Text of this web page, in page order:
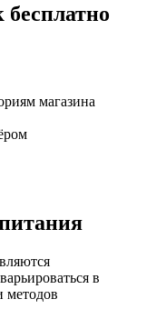
магазина
в
методов